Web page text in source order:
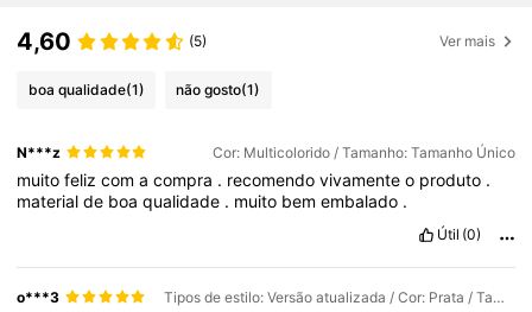
4,60 (5) Ver mais
boa qualidade(1) não gosto(1)
N***z Cor: Multicolorido / Tamanho: Tamanho Único
muitofelizcomacompra . recomendovivamenteo produto .
materialde boaqualidade . muito bemembalado .
Útil (0)
o***3 Tipos de estilo: Versão atualizada / Cor: Prata / Tamanho: Tamanho Único